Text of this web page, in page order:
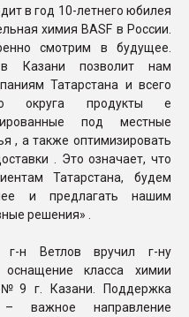
в год 10-летнего юбилея
химия BASF в России.
смотрим в будущее.
в Казани позволит нам
Татарстана и всего
округа продукты е
под местные
, а также оптимизировать
. Это означает, что
Татарстана, будем
и предлагать нашим
решения» .
г-н Ветлов вручил г-ну
класса химии
№9 г. Казани. Поддержка
– важное направление